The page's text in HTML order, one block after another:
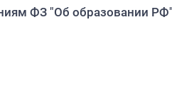
ФЗ "Об образовании РФ"